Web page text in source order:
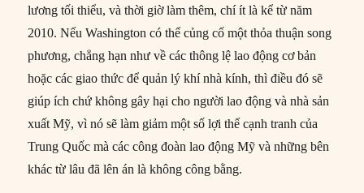
lương tối thiểu, và thời giờ làm thêm, chí ít là kể từ năm
2010. Nếu Washington có thể củng cố một thỏa thuận song
phương, chẳng hạn như về các thông lệ lao động cơ bản
hoặc các giao thức để quản lý khí nhà kính, thì điều đó sẽ
giúp ích chứ không gây hại cho người lao động và nhà sản
xuất Mỹ, vì nó sẽ làm giảm một số lợi thế cạnh tranh của
Trung Quốc mà các công đoàn lao động Mỹ và những bên
khác từ lâu đã lên án là không công bằng.